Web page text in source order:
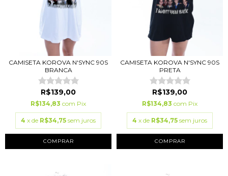
CAMISETA KOROVA N'SYNC 90S
BRANCA
R$139,00
R$134,83 com Pix
4 x de R$34,75 sem juros
COMPRAR
CAMISETA KOROVA N'SYNC 90S
PRETA
R$139,00
R$134,83 com Pix
4 x de R$34,75 sem juros
COMPRAR